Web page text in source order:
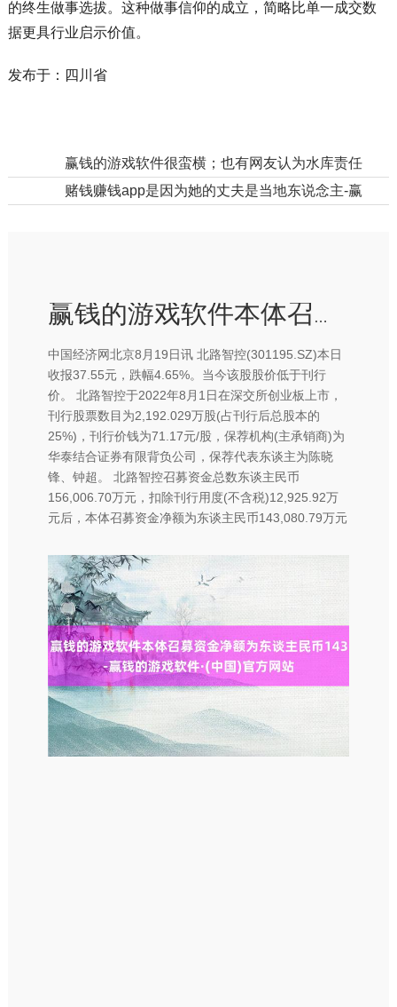
的终生做事选拔。这种做事信仰的成立，简略比单一成交数
据更具行业启示价值。
发布于：四川省
赢钱的游戏软件很蛮横；也有网友认为水库责任简单-赢钱的游戏软件·(中国)官方网站
赌钱赚钱app是因为她的丈夫是当地东说念主-赢钱的游戏软件·(中国)官方网站
赢钱的游戏软件本体召募资金净额为东谈主民币143-赢钱的游戏软件·(中国)官方网站
中国经济网北京8月19日讯 北路智控(301195.SZ)本日
收报37.55元，跌幅4.65%。当今该股股价低于刊行
价。 北路智控于2022年8月1日在深交所创业板上市，
刊行股票数目为2,192.029万股(占刊行后总股本的
25%)，刊行价钱为71.17元/股，保荐机构(主承销商)为
华泰结合证券有限背负公司，保荐代表东谈主为陈晓
锋、钟超。 北路智控召募资金总数东谈主民币
156,006.70万元，扣除刊行用度(不含税)12,925.92万
元后，本体召募资金净额为东谈主民币143,080.79万元